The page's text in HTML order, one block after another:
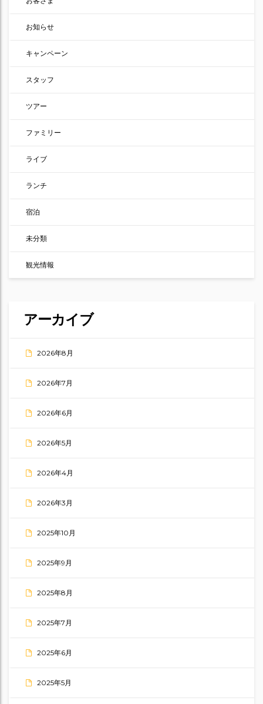
お知らせ
キャンペーン
スタッフ
ツアー
ファミリー
ライブ
ランチ
宿泊
未分類
観光情報
アーカイブ
2026年8月
2026年7月
2026年6月
2026年5月
2026年4月
2026年3月
2025年10月
2025年9月
2025年8月
2025年7月
2025年6月
2025年5月